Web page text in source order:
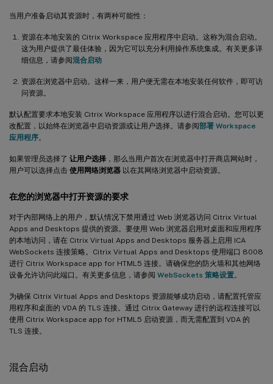
当用户准备启动其资源时，有两种可能性：
资源在本地安装的 Citrix Workspace 应用程序中启动。这称为混合启动。
这为用户提供了最佳体验，因为它可以充分利用操作系统集成。有关更多详
细信息，请参阅混合启动
资源在浏览器中启动。这样一来，用户便无需在本地安装任何软件，即可访
问资源。
默认配置要求本地安装 Citrix Workspace 应用程序以进行混合启动。您可以更
改配置，以始终在浏览器中启动资源或让用户选择。请参阅部署 Workspace
应用程序。
如果管理员选择了 让用户选择 ，那么当用户首次在浏览器中打开商店网站时，
用户可以选择点击 使用网络浏览器 以在其网络浏览器中启动资源。
在您的浏览器中打开资源的要求
对于内部网络上的用户，默认情况下禁用通过 Web 浏览器访问 Citrix Virtual
Apps and Desktops 提供的资源。要使用 Web 浏览器启用对桌面和应用程序
的本地访问，请在 Citrix Virtual Apps and Desktops 服务器上启用 ICA
WebSockets 连接策略。Citrix Virtual Apps and Desktops 使用端口 8008
进行 Citrix Workspace app for HTML5 连接。请确保您的防火墙和其他网络
设备允许访问此端口。有关更多信息，请参阅 WebSockets 策略设置。
为确保 Citrix Virtual Apps and Desktops 资源能够成功启动，请配置托管应
用程序和桌面的 VDA 的 TLS 连接。通过 Citrix Gateway 进行的远程连接可以
使用 Citrix Workspace app for HTML5 启动资源，而无需配置到 VDA 的
TLS 连接。
混合启动